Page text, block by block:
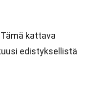
Tämä kattava
edistyksellistä